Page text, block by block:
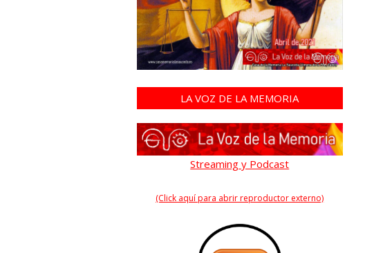
LA VOZ DE LA MEMORIA
Streaming y Podcast
(Click aquí para abrir reproductor externo)